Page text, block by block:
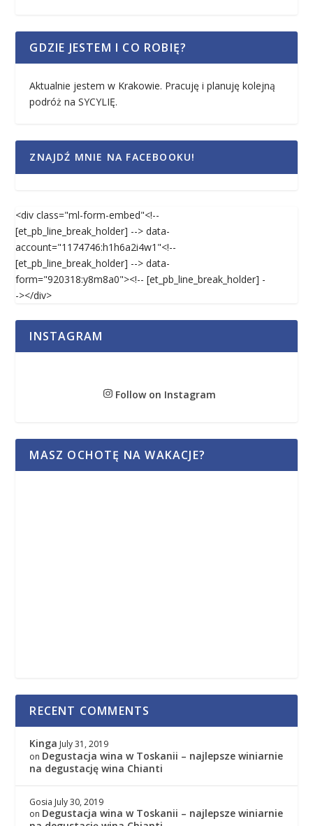
GDZIE JESTEM I CO ROBIĘ?
Aktualnie jestem w Krakowie. Pracuję i planuję kolejną
podróż na SYCYLIĘ.
ZNAJDŹ MNIE NA FACEBOOKU!
<div class="ml-form-embed"<!--
[et_pb_line_break_holder] --> data-
account="1174746:h1h6a2i4w1"<!--
[et_pb_line_break_holder] --> data-
form="920318:y8m8a0"><!-- [et_pb_line_break_holder] -
-></div>
INSTAGRAM
Follow on Instagram
MASZ OCHOTĘ NA WAKACJE?
RECENT COMMENTS
Kinga July 31, 2019
on Degustacja wina w Toskanii – najlepsze winiarnie
na degustację wina Chianti
Gosia July 30, 2019
on Degustacja wina w Toskanii – najlepsze winiarnie